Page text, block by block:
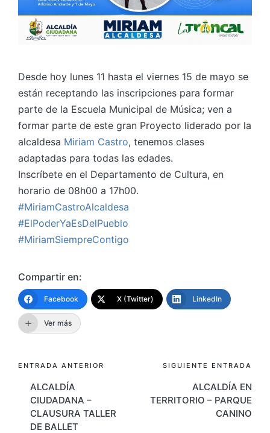
Desde hoy lunes 11 hasta el viernes 15 de mayo se
están receptando las inscripciones para formar
parte de la Escuela Municipal de Música; ven a
formar parte de este gran Proyecto liderado por la
alcaldesa Miriam Castro, tenemos clases
adaptadas para todas las edades.
Inscríbete en el Departamento de Cultura, en
horario de 08h00 a 17h00.
#MiriamCastroAlcaldesa
#ElPoderYaEsDelPueblo
#MiriamSiempreContigo
Compartir en:
Facebook X (Twitter) LinkedIn
Ver más
Navegación
de
entradas
ENTRADA ANTERIOR
ALCALDÍA
CIUDADANA –
CLAUSURA TALLER
DE BALLET
SIGUIENTE ENTRADA
ALCALDÍA EN
TERRITORIO – PARQUE
CANINO